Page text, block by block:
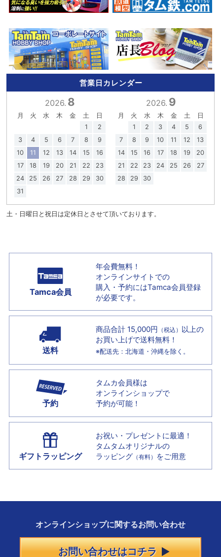
営業日カレンダー
2026. 8
月 火 水 木 金 土
日
1
2
3
4 5 6 7 8
9
10
11 12 13 14 15
16
17
18 19 20 21 22
23
24
25 26 27 28 29
30
31
2026. 9
月 火 水 木 金 土
日
1
2 3 4 5
6
7
8 9 10 11 12
13
14
15 16 17 18 19
20
21
22 23 24 25 26
27
28
29 30
土・日曜日と祝日は定休日とさせて頂いております。
Tamca会員
年会費無料！
オンラインサイトでの
購入・予約にはTamca会員登録
が必要です。
送料
商品合計 15,000円 （税込） 以上の
お買い上げで送料無料！
※配送先：北海道・沖縄を除く。
予約
タムカ会員様は
オンラインショップで
予約が可能！
ギフトラッピング
お祝い・プレゼントに最適！
タムタムオリジナルの
ラッピング （有料） をご用意
オンラインショップに関するお問い合わせ
お問い合わせはコチラ